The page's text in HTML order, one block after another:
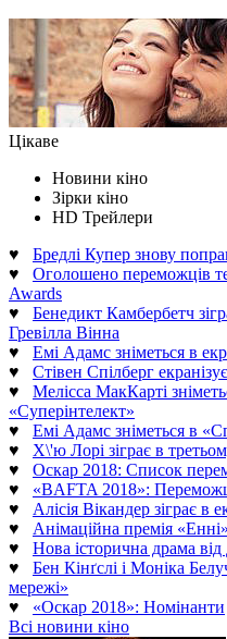
Цікаве
Новини кіно
Зірки кіно
HD Трейлери
♥ Бредлі Купер знову
♥ Оголошено переможців
Awards
♥ Бенедикт Камбербетч
Гревілла Вінна
♥ Емі Адамс зніметься в
♥ Стівен Спілберг
♥ Мелісса МакКарті
«Суперінтелект»
♥ Емі Адамс зніметься в
♥ Х\'ю Лорі зіграє в
♥ Оскар 2018: Список
♥ «BAFTA 2018»:
♥ Алісія Вікандер зіграє в
♥ Анімаційна премія
♥ Нова історична драма
♥ Бен Кінґслі і Моніка
мережі»
♥ «Оскар 2018»: Номінанти
Всі новини кіно